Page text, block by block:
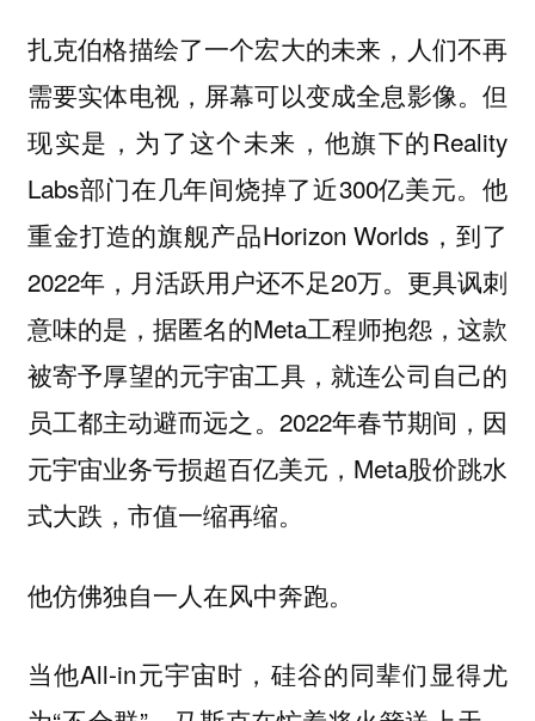
扎克伯格描绘了一个宏大的未来，人们不再
需要实体电视，屏幕可以变成全息影像。但
现实是，为了这个未来，他旗下的Reality
Labs部门在几年间烧掉了近300亿美元。他
重金打造的旗舰产品Horizon Worlds，到了
2022年，月活跃用户还不足20万。更具讽刺
意味的是，据匿名的Meta工程师抱怨，这款
被寄予厚望的元宇宙工具，就连公司自己的
员工都主动避而远之。2022年春节期间，因
元宇宙业务亏损超百亿美元，Meta股价跳水
式大跌，市值一缩再缩。
他仿佛独自一人在风中奔跑。
当他All-in元宇宙时，硅谷的同辈们显得尤